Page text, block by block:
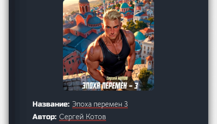
Название: Эпоха перемен 3
Автор:Сергей Котов